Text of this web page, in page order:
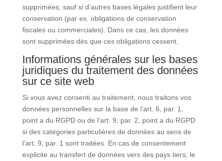
supprimées, sauf si d’autres bases légales justifient leur
conservation (par ex. obligations de conservation
fiscales ou commerciales). Dans ce cas, les données
sont supprimées dès que ces obligations cessent.
Informations générales sur les bases
juridiques du traitement des données
sur ce site web
Si vous avez consenti au traitement, nous traitons vos
données personnelles sur la base de l’art. 6, par. 1,
point a du RGPD ou de l’art. 9, par. 2, point a du RGPD
si des catégories particulières de données au sens de
l’art. 9, par. 1 sont traitées. En cas de consentement
explicite au transfert de données vers des pays tiers, le